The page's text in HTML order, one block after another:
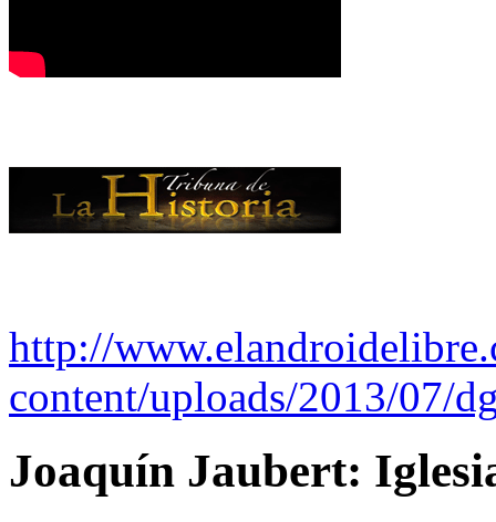
http://
content/uploads/2013/07/
Joaquín Jaubert: